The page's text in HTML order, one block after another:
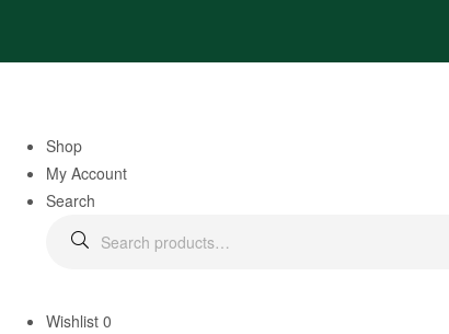
Shop
My Account
Search
Wishlist 0